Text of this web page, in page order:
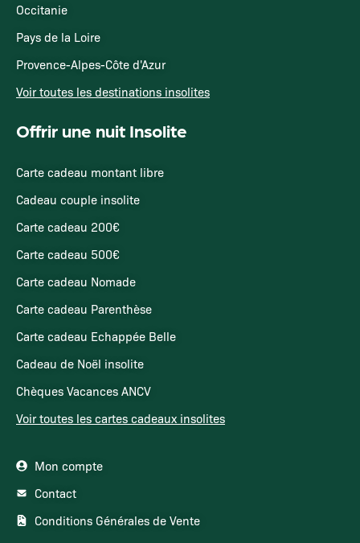
Occitanie
Pays de la Loire
Provence-Alpes-Côte d'Azur
Voir toutes les destinations insolites
Offrir une nuit Insolite
Carte cadeau montant libre
Cadeau couple insolite
Carte cadeau 200€
Carte cadeau 500€
Carte cadeau Nomade
Carte cadeau Parenthèse
Carte cadeau Echappée Belle
Cadeau de Noël insolite
Chèques Vacances ANCV
Voir toutes les cartes cadeaux insolites
Mon compte
Contact
Conditions Générales de Vente